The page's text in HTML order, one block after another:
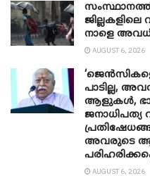
ജില്ലകളിലെ
നാളെ
AUGUST 6, 2026
പാടില്ല,
ആളുകൾ,
ജനാധിപത്യ
അവരുടെ
AUGUST 6, 2026